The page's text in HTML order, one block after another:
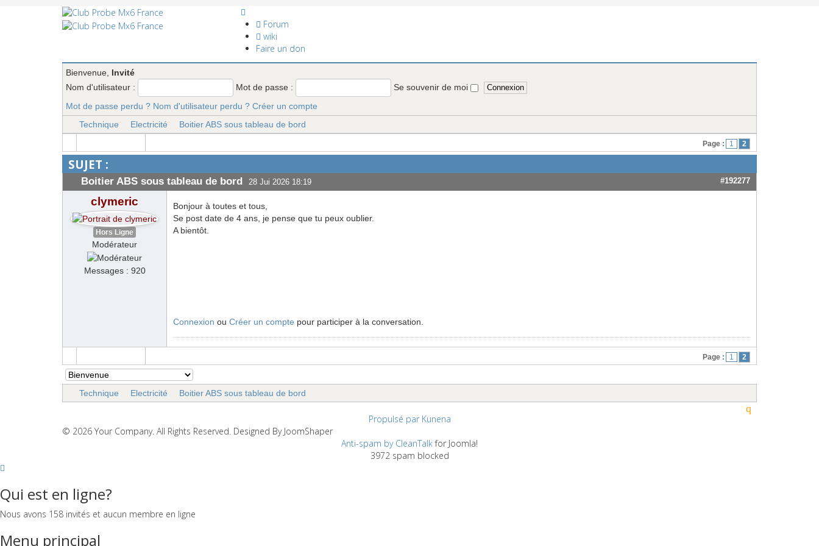
Forum
wiki
Faire un don
Bienvenue, Invité
Nom d'utilisateur :
Mot de passe :
Se souvenir de moi
Mot de passe perdu ? Nom d'utilisateur perdu ? Créer un compte
Technique
Electricité Boitier ABS sous tableau de bord
Page : 1 2
SUJET :
Boitier ABS sous tableau de bord 28 Jui 2026 18:19 #192277
clymeric
Hors Ligne
Modérateur
Messages : 920
Bonjour à toutes et tous,
Se post date de 4 ans, je pense que tu peux oublier.
A bientôt.
Connexion ou Créer un compte pour participer à la conversation.
Page : 1 2
Technique Electricité Boitier ABS sous tableau de bord
Propulsé par Kunena
© 2026 Your Company. All Rights Reserved. Designed By JoomShaper
Anti-spam by CleanTalkfor Joomla!
3972 spam blocked
Qui est en ligne?
Nous avons 158 invités et aucun membre en ligne
Menu principal